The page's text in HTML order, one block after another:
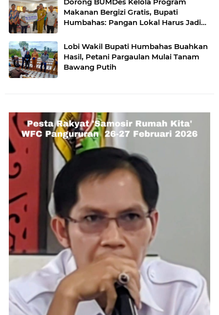
Makanan Bergizi Gratis, Bupati
Humbahas: Pangan Lokal Harus Jadi
Lobi Wakil Bupati Humbahas Buahkan
Hasil, Petani Pargaulan Mulai Tanam
Bawang Putih